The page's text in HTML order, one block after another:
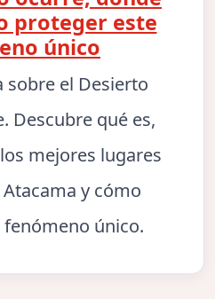
proteger este
único
sobre el Desierto
Descubre qué es,
mejores lugares
y cómo
único.